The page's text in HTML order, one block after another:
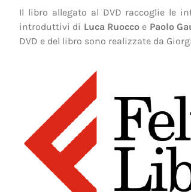
Il libro allegato al DVD raccoglie le
introduttivi di Luca Ruoccoe Paolo
DVD e del libro sono realizzate da